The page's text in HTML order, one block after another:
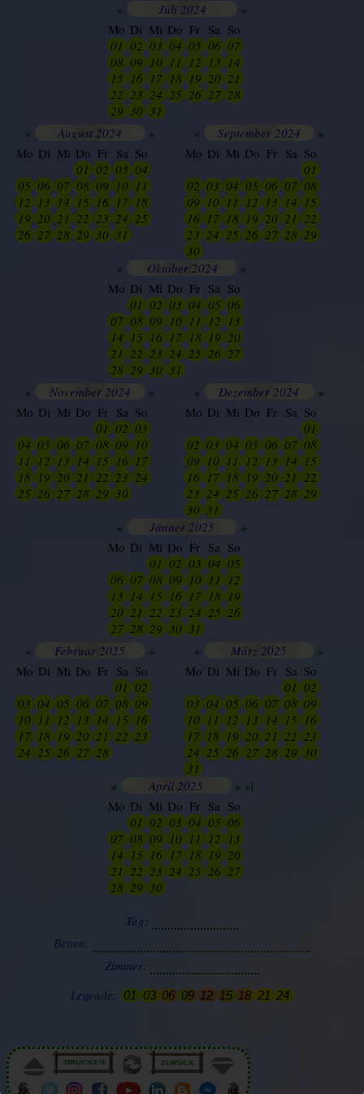
« Juli 2024 »
Mo Di Mi Do Fr Sa So
01 02 03 04 05 06 07
08 09 10 11 12 13 14
15 16 17 18 19 20 21
22 23 24 25 26 27 28
29 30 31
« August 2024 »
Mo Di Mi Do Fr Sa So
01 02 03 04
05 06 07 08 09 10 11
12 13 14 15 16 17 18
19 20 21 22 23 24 25
26 27 28 29 30 31
« September 2024 »
Mo Di Mi Do Fr Sa So
01
02 03 04 05 06 07 08
09 10 11 12 13 14 15
16 17 18 19 20 21 22
23 24 25 26 27 28 29
30
« Oktober 2024 »
Mo Di Mi Do Fr Sa So
01 02 03 04 05 06
07 08 09 10 11 12 13
14 15 16 17 18 19 20
21 22 23 24 25 26 27
28 29 30 31
« November 2024 »
Mo Di Mi Do Fr Sa So
01 02 03
04 05 06 07 08 09 10
11 12 13 14 15 16 17
18 19 20 21 22 23 24
25 26 27 28 29 30
« Dezember 2024 »
Mo Di Mi Do Fr Sa So
01
02 03 04 05 06 07 08
09 10 11 12 13 14 15
16 17 18 19 20 21 22
23 24 25 26 27 28 29
30 31
« Jänner 2025 »
Mo Di Mi Do Fr Sa So
01 02 03 04 05
06 07 08 09 10 11 12
13 14 15 16 17 18 19
20 21 22 23 24 25 26
27 28 29 30 31
« Februar 2025 »
Mo Di Mi Do Fr Sa So
01 02
03 04 05 06 07 08 09
10 11 12 13 14 15 16
17 18 19 20 21 22 23
24 25 26 27 28
« März 2025 »
Mo Di Mi Do Fr Sa So
01 02
03 04 05 06 07 08 09
10 11 12 13 14 15 16
17 18 19 20 21 22 23
24 25 26 27 28 29 30
31
« April 2025 » »|
Mo Di Mi Do Fr Sa So
01 02 03 04 05 06
07 08 09 10 11 12 13
14 15 16 17 18 19 20
21 22 23 24 25 26 27
28 29 30
Tag:
Betten:
Zimmer:
Legende: 01 03 06 09 12 15 18 21 24